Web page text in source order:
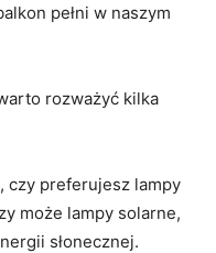
pełni w naszym
rozważyć kilka
czy preferujesz lampy
może lampy solarne,
słonecznej.